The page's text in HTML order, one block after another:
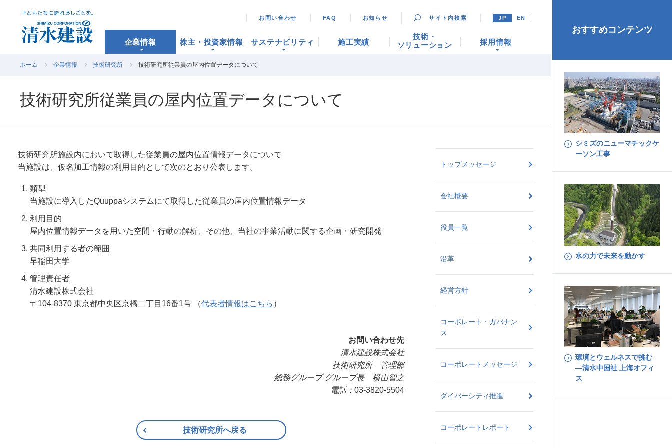
お問い合わせ FAQ お知らせ サイト内検索 JP EN
企業情報 株主・投資家情報 サステナビリティ 施工実績
技術・
ソリューション
採用情報
ホーム 企業情報 技術研究所 技術研究所従業員の屋内位置データについて
技術研究所従業員の屋内位置データについて
技術研究所施設内において取得した従業員の屋内位置情報データについて
当施設は、仮名加工情報の利用目的として次のとおり公表します。
類型
当施設に導入したQuuppaシステムにて取得した従業員の屋内位置情報データ
利用目的
屋内位置情報データを用いた空間・行動の解析、その他、当社の事業活動に関する企画・研究開発
共同利用する者の範囲
早稲田大学
管理責任者
清水建設株式会社
〒104-8370 東京都中央区京橋二丁目16番1号 （代表者情報はこちら ）
お問い合わせ先
清水建設株式会社
技術研究所 管理部
総務グループ グループ長 横山智之
電話：03-3820-5504
技術研究所へ戻る
トップメッセージ
会社概要
役員一覧
沿革
経営方針
コーポレート・ガバナン
ス
コーポレートメッセージ
ダイバーシティ推進
コーポレートレポート
おすすめコンテンツ
シミズのニューマチックケ
ーソン工事
水の力で未来を動かす
環境とウェルネスで挑む
―清水中国社 上海オフィ
ス